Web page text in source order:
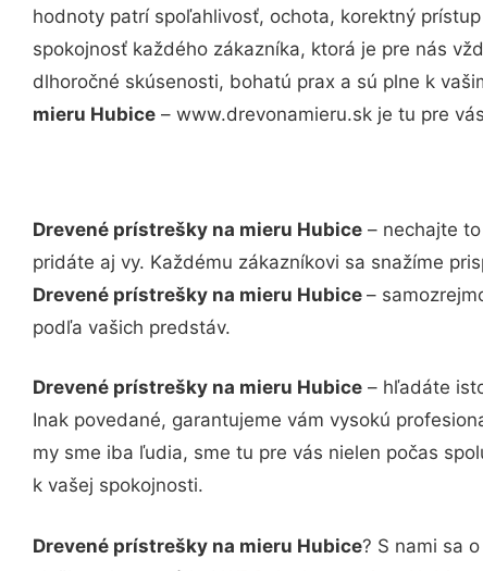
hodnoty patrí spoľahlivosť, ochota, korektný
spokojnosť každého zákazníka, ktorá je pre nás
dlhoročné skúsenosti, bohatú prax a sú plne k
mieru Hubice – www.drevonamieru.sk je tu pre
Drevené prístrešky na mieru Hubice – nechajte
pridáte aj vy. Každému zákazníkovi sa snažíme
Drevené prístrešky na mieru Hubice –
podľa vašich predstáv.
Drevené prístrešky na mieru Hubice – hľadáte
Inak povedané, garantujeme vám vysokú
my sme iba ľudia, sme tu pre vás nielen počas
k vašej spokojnosti.
Drevené prístrešky na mieru Hubice? S nami sa